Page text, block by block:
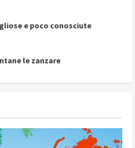
e poco conosciute
le zanzare